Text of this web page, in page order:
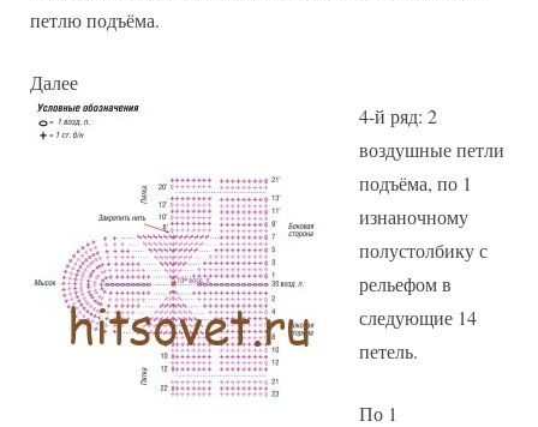
петлю подъёма.
Далее
4-й ряд: 2
воздушные петли
подъёма, по 1
изнаночному
полустолбику с
рельефом в
следующие 14
петель.
По 1